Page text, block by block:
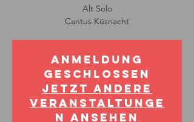
Alt Solo
Cantus Küsnacht
Anmeldung
geschlossen
Jetzt andere
Veranstaltunge
n ansehen